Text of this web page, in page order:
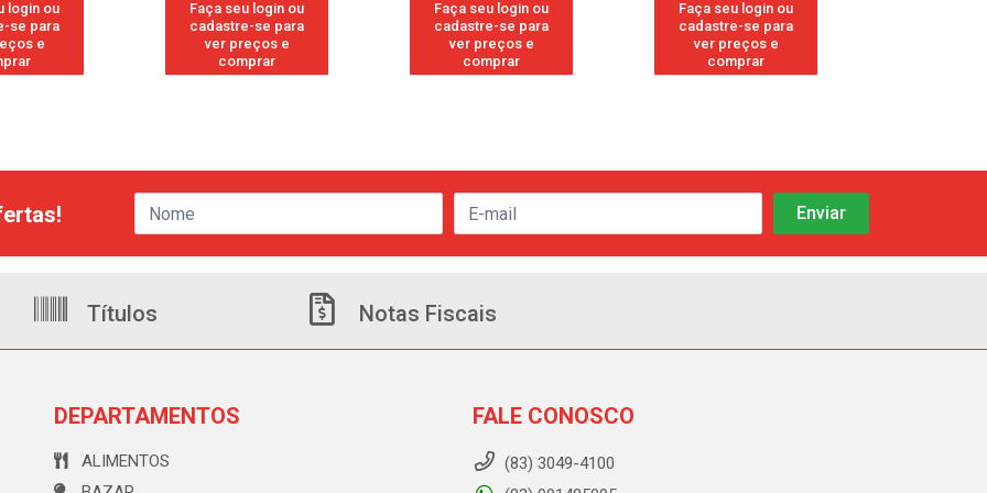
login ou
se para
e
Faça seu login ou
cadastre-se para
ver preços e
comprar
Faça seu login ou
cadastre-se para
ver preços e
comprar
Faça seu login ou
cadastre-se para
ver preços e
comprar
Títulos Notas Fiscais
DEPARTAMENTOS
ALIMENTOS
FALE CONOSCO
(83) 3049-4100